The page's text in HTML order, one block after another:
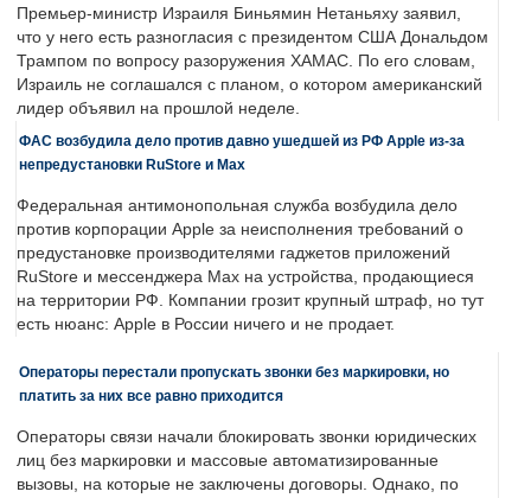
Премьер-министр Израиля Биньямин Нетаньяху заявил,
что у него есть разногласия с президентом США Дональдом
Трампом по вопросу разоружения ХАМАС. По его словам,
Израиль не соглашался с планом, о котором американский
лидер объявил на прошлой неделе.
ФАС возбудила дело против давно ушедшей из РФ Apple из-за
непредустановки RuStore и Max
Федеральная антимонопольная служба возбудила дело
против корпорации Apple за неисполнения требований о
предустановке производителями гаджетов приложений
RuStore и мессенджера Max на устройства, продающиеся
на территории РФ. Компании грозит крупный штраф, но тут
есть нюанс: Apple в России ничего и не продает.
Операторы перестали пропускать звонки без маркировки, но
платить за них все равно приходится
Операторы связи начали блокировать звонки юридических
лиц без маркировки и массовые автоматизированные
вызовы, на которые не заключены договоры. Однако, по